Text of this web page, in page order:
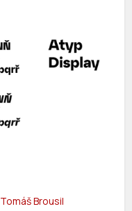
Tomáš Brousil